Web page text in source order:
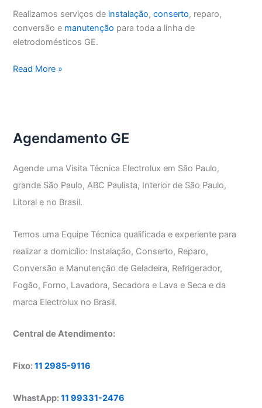
Realizamos serviços de instalação,conserto, reparo,
conversão e manutenção para toda a linha de
eletrodomésticos GE.
Assistência
Read More »
Agendamento GE
Agende uma Visita Técnica Electrolux em São Paulo,
grande São Paulo, ABC Paulista, Interior de São Paulo,
Litoral e no Brasil.
Temos uma Equipe Técnica qualificada e experiente para
realizar a domicílio: Instalação, Conserto, Reparo,
Conversão e Manutenção de Geladeira, Refrigerador,
Fogão, Forno, Lavadora, Secadora e Lava e Seca e da
marca Electrolux no Brasil.
Central de Atendimento:
Fixo:11 2985-9116
WhastApp:11 99331-2476